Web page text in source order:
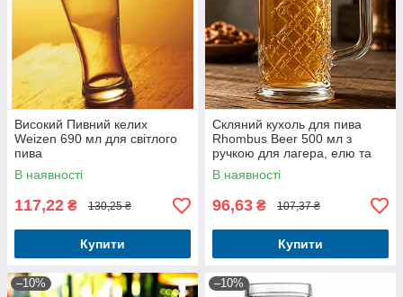
Високий Пивний келих
Weizen 690 мл для світлого
пива
В наявності
117,22 ₴ 130,25 ₴
Купити
Скляний кухоль для пива
Rhombus Beer 500 мл з
ручкою для лагера, елю та
крафтового пива
В наявності
96,63 ₴ 107,37 ₴
Купити
–10% –10%